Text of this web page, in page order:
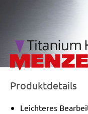
Produktdetails
Leichteres